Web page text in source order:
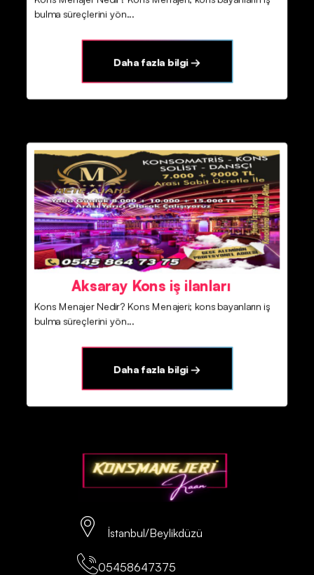
bulma süreçlerini yön...
Daha fazla bilgi →
Aksaray Kons iş ilanları
Kons Menajer Nedir? Kons Menajeri; kons bayanların iş
bulma süreçlerini yön...
Daha fazla bilgi →
İstanbul/Beylikdüzü
05458647375